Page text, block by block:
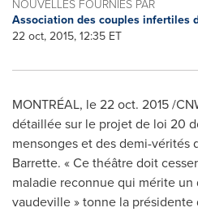
NOUVELLES FOURNIES PAR
Association des couples infertiles
22 oct, 2015, 12:35 ET
MONTRÉAL, le22 oct. 2015/
détaillée sur le projet de loi 20
mensonges et des demi-vérités
Barrette. « Ce théâtre doit
maladie reconnue qui mérite un
vaudeville » tonne la présidente